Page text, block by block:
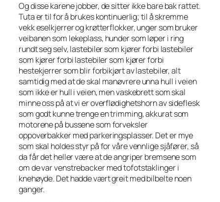
Og disse karene jobber, de sitter ikke bare bak rattet.
Tuta er til for å brukes kontinuerlig; til å skremme
vekk eselkjerrer og krøtterflokker, unger som bruker
veibanen som lekeplass, hunder som løper i ring
rundt seg selv, lastebiler som kjører forbi lastebiler
som kjører forbi lastebiler som kjører forbi
hestekjerrer som blir forbikjørt av lastebiler, alt
samtidig med at de skal manøvrere unna hull i veien
som ikke er hull i veien, men vaskebrett som skal
minne oss på at vi er overflødighetshorn av sideflesk
som godt kunne trenge en trimming, akkurat som
motorene på bussene som forveksler
oppoverbakker med parkeringsplasser. Det er mye
som skal holdes styr på for våre vennlige sjåfører, så
da får det heller være at de angriper bremsene som
om de var venstrebacker med tofotstaklinger i
knehøyde. Det hadde vært greit med bilbelte noen
ganger.